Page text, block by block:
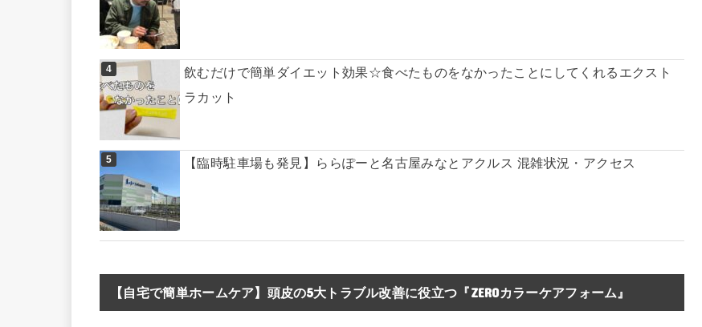
飲むだけで簡単ダイエット効果☆食べたものをなかったことにしてくれるエクスト
ラカット
【臨時駐車場も発見】ららぽーと名古屋みなとアクルス 混雑状況・アクセス
【自宅で簡単ホームケア】頭皮の5大トラブル改善に役立つ『ZEROカラーケアフォーム』